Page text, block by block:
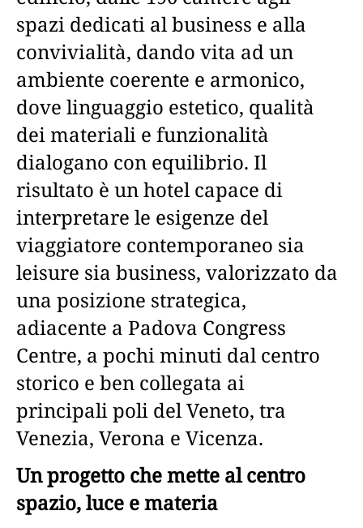
spazi dedicati al business e alla
convivialità, dando vita ad un
ambiente coerente e armonico,
dove linguaggio estetico, qualità
dei materiali e funzionalità
dialogano con equilibrio. Il
risultato è un hotel capace di
interpretare le esigenze del
viaggiatore contemporaneo sia
leisure sia business, valorizzato da
una posizione strategica,
adiacente a Padova Congress
Centre, a pochi minuti dal centro
storico e ben collegata ai
principali poli del Veneto, tra
Venezia, Verona e Vicenza.
Un progetto che mette al centro
spazio, luce e materia